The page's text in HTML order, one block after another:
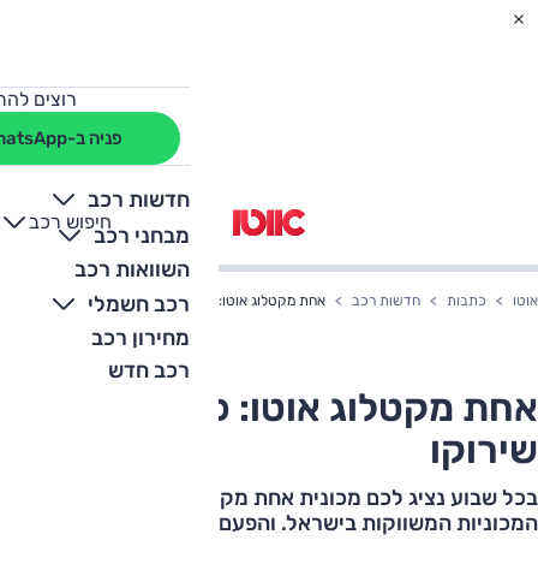
רוצים
פניה ב-WhatsApp
חדשות רכב
מבחני רכב
השוואות רכב
רכב חשמלי
מחירון רכב
רכב חדש
חיפוש רכב
+
-
אוטו כתבות חדשות רכב אחת מקטלוג אוטו: פולקסווגן שירוקו
אחת מקטלוג אוטו: פולקסווגן
שירוקו
בכל שבוע נציג לכם מכונית אחת מקטלוג אוטו, הכולל את כל
המכוניות המשווקות בישראל. והפעם: פולקסווגן שירוקו